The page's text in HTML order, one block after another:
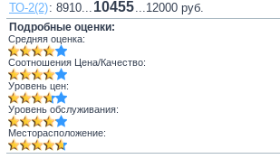
ТО-2(2): 8910... 10455...12000 руб.
Подробные оценки:
Средняя оценка:
Соотношения Цена/Качество:
Уровень цен:
Уровень обслуживания:
Месторасположение: